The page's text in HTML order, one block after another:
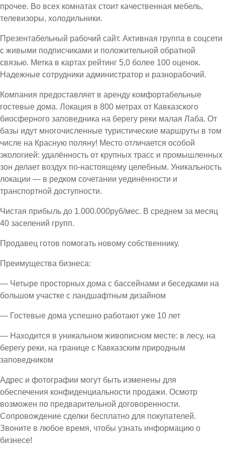
прочее. Во всех комнатах стоит качественная мебель,
телевизоры, холодильники.
Презентабельный рабочий сайт. Активная группа в соцсети
с живыми подписчиками и положительной обратной
связью. Метка в картах рейтинг 5,0 более 100 оценок.
Надежные сотрудники администратор и разнорабочий.
Компания предоставляет в аренду комфортабельные
гостевые дома. Локация в 800 метрах от Кавказского
биосферного заповедника на берегу реки малая Лаба. От
базы идут многочисленные туристические маршруты в том
числе на Красную поляну! Место отличается особой
экологией: удалённость от крупных трасс и промышленных
зон делает воздух по-настоящему целебным. Уникальность
локации — в редком сочетании уединённости и
транспортной доступности.
Чистая прибыль до 1.000.000руб/мес. В среднем за месяц
40 заселений групп.
Продавец готов помогать новому собственнику.
Преимущества бизнеса:
— Четыре просторных дома с бассейнами и беседками на
большом участке с ландшафтным дизайном
— Гостевые дома успешно работают уже 10 лет
— Находится в уникальном живописном месте: в лесу, на
берегу реки, на границе с Кавказским природным
заповедником
Адрес и фотографии могут быть изменены для
обеспечения конфиденциальности продажи. Осмотр
возможен по предварительной договоренности.
Сопровождение сделки бесплатно для покупателей.
Звоните в любое время, чтобы узнать информацию о
бизнесе!